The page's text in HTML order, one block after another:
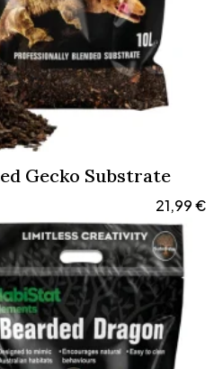
Gecko Substrate
21,99€